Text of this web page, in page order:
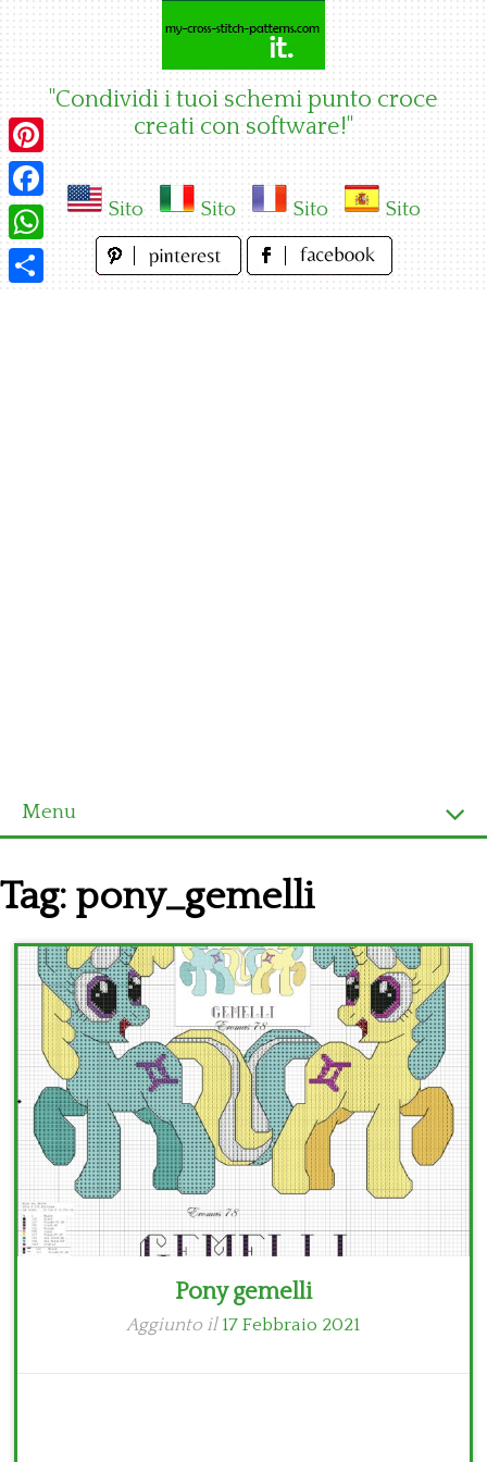
"Condividi i tuoi schemi punto croce
creati con software!"
Sito Sito Sito Sito
Menu
Ultimi schemi
Alfabeto
Bambini
Disney
Thun
Tag: pony_gemelli
Pony gemelli
Aggiunto il 17 Febbraio 2021
Pinterest
Facebook
WhatsApp